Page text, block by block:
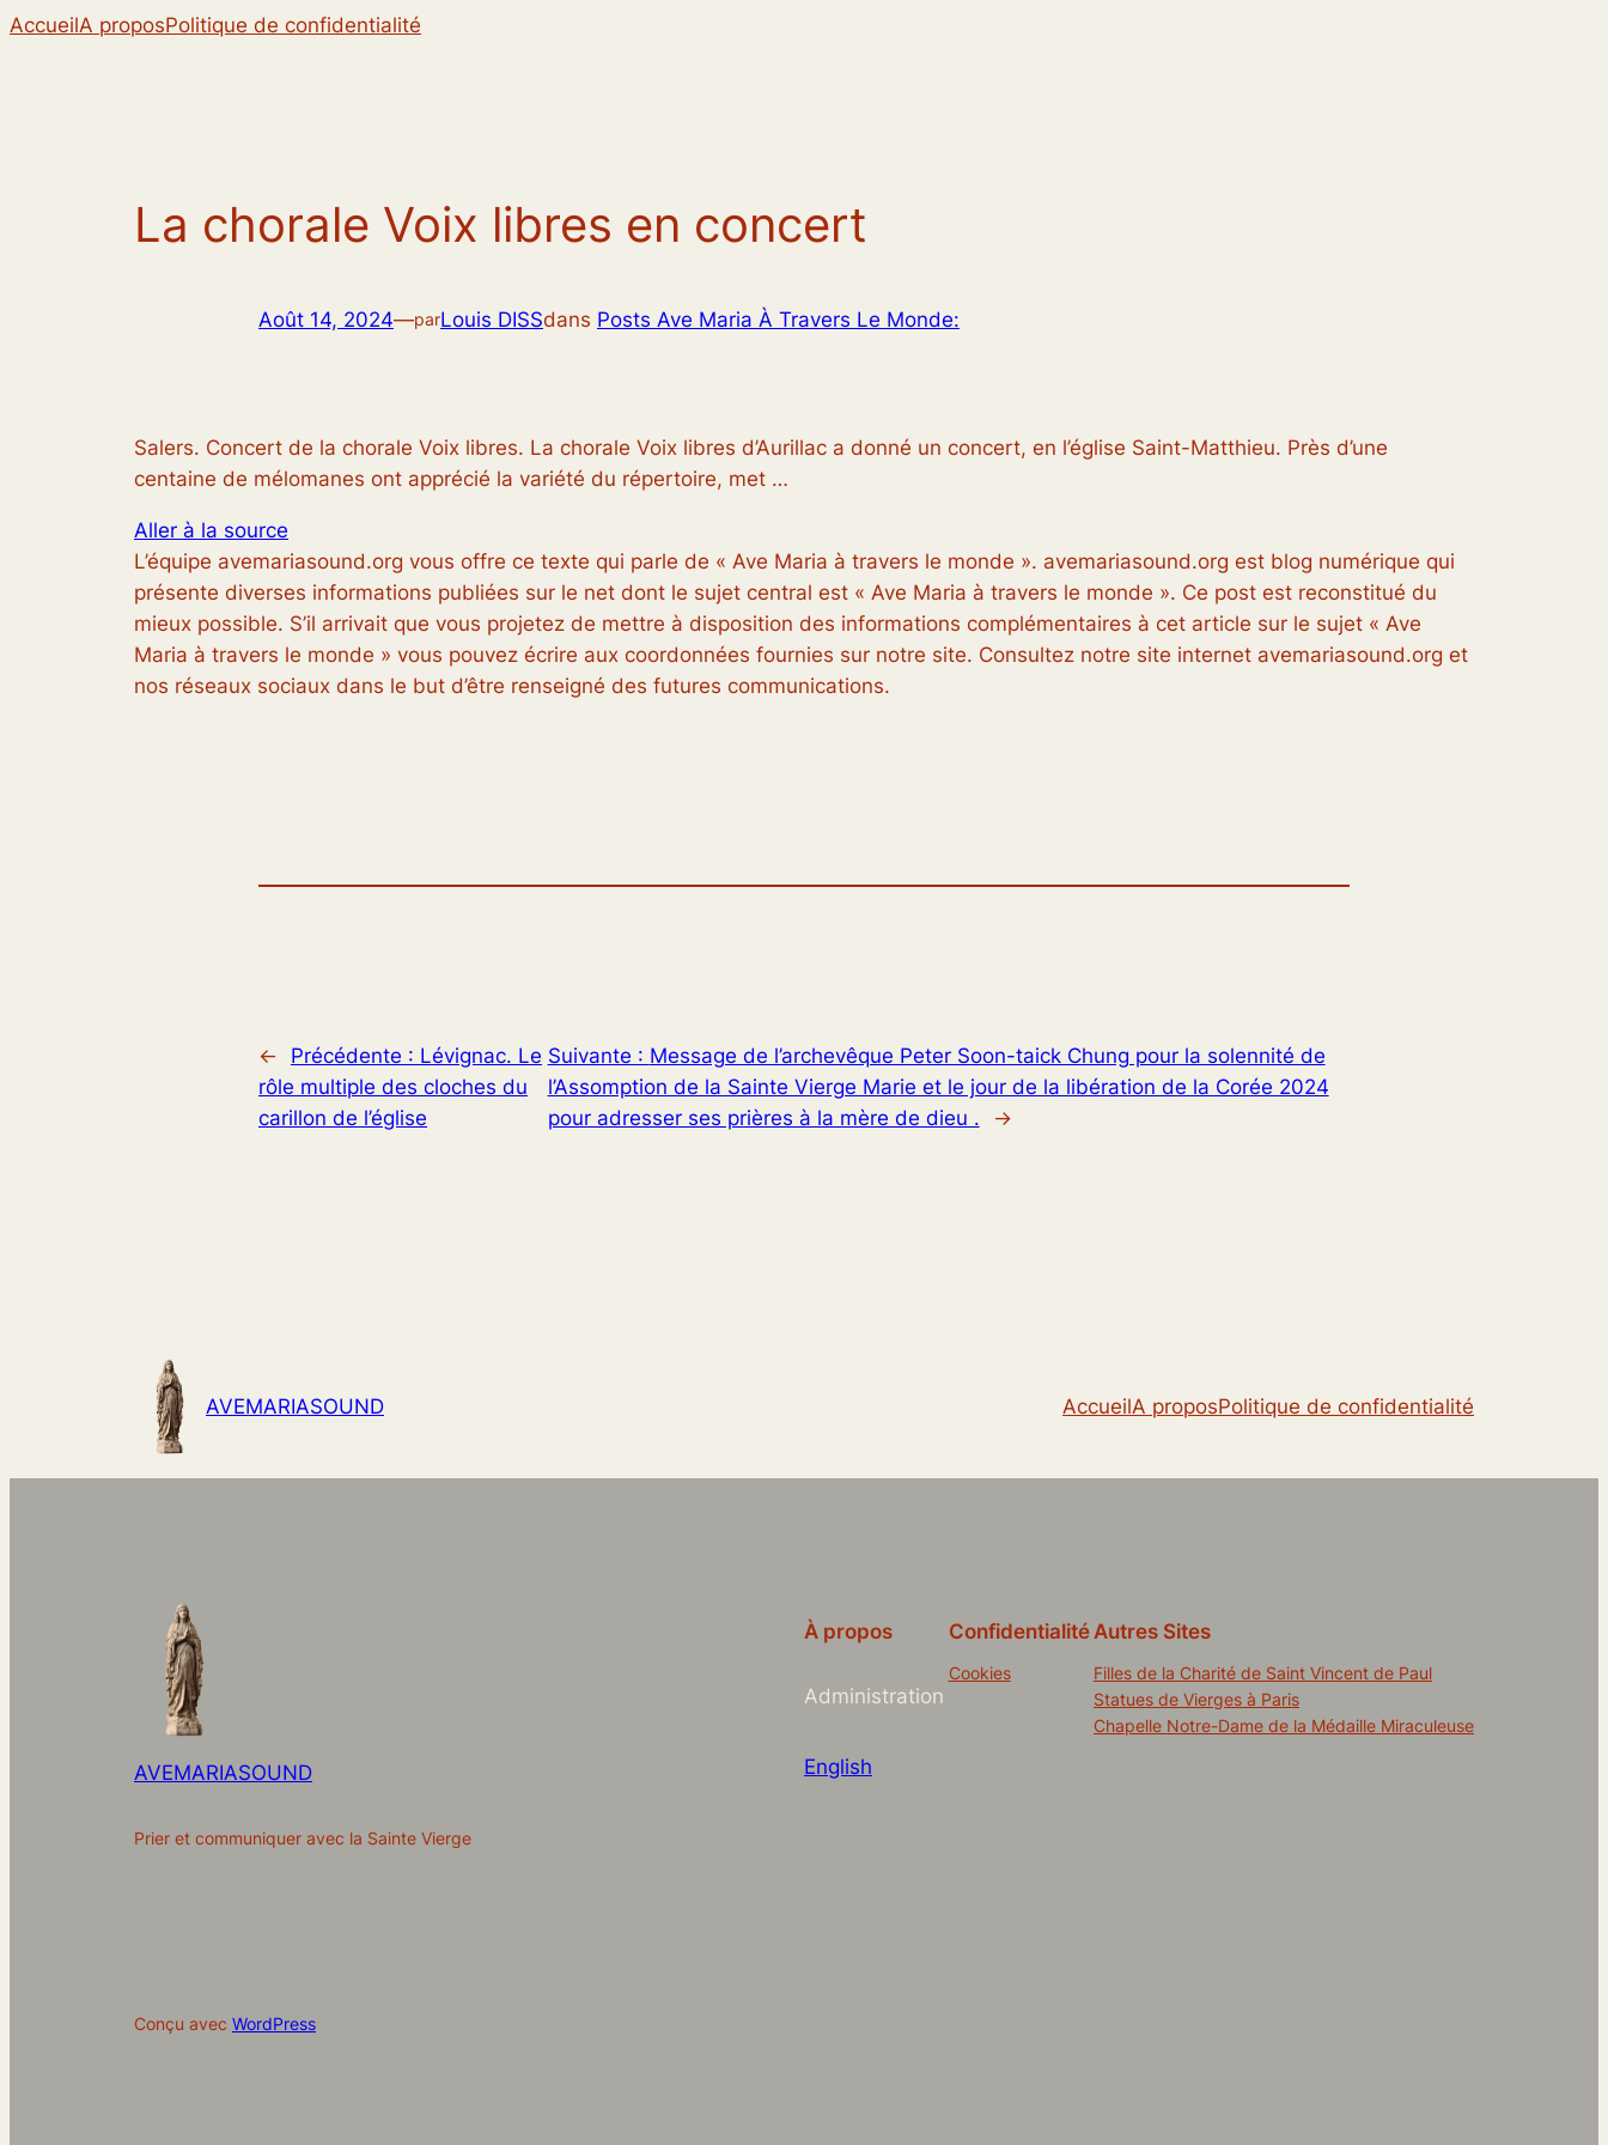
Aller
AccueilA proposPolitique de confidentialité
La chorale Voix libres en concert
Août 14, 2024—parLouis DISSdans Posts Ave Maria À Travers Le Monde:
Salers. Concert de la chorale Voix libres. La chorale Voix libres d’Aurillac a donné un concert, en l’église Saint-Matthieu. Près d’une
centaine de mélomanes ont apprécié la variété du répertoire, met …
Aller à la source
L’équipe avemariasound.org vous offre ce texte qui parle de « Ave Maria à travers le monde ». avemariasound.org est blog numérique qui
présente diverses informations publiées sur le net dont le sujet central est « Ave Maria à travers le monde ». Ce post est reconstitué du
mieux possible. S’il arrivait que vous projetez de mettre à disposition des informations complémentaires à cet article sur le sujet « Ave
Maria à travers le monde » vous pouvez écrire aux coordonnées fournies sur notre site. Consultez notre site internet avemariasound.org et
nos réseaux sociaux dans le but d’être renseigné des futures communications.
← Précédente : Lévignac. Le
rôle multiple des cloches du
carillon de l’église
Suivante : Message de l’archevêque Peter Soon-taick Chung pour la solennité de
l’Assomption de la Sainte Vierge Marie et le jour de la libération de la Corée 2024
pour adresser ses prières à la mère de dieu .
→
AVEMARIASOUND AccueilA proposPolitique de confidentialité
AVEMARIASOUND
Prier et communiquer avec la Sainte Vierge
À propos
Administration
English
Confidentialité
Cookies
Autres Sites
Filles de la Charité de Saint Vincent de Paul
Statues de Vierges à Paris
Chapelle Notre-Dame de la Médaille Miraculeuse
Conçu avec WordPress